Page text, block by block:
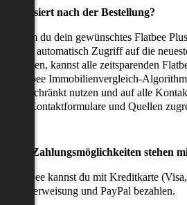
passiert nach der Bestellung?
du dein gewünschtes Flatbee
sofort automatisch Zugriff auf die
kannst alle zeitsparenden
Flatbee Immobilienvergleich-
nutzen und auf alle
Kontaktformulare und Quellen
Zahlungsmöglichkeiten stehen
Flatbee kannst du mit Kreditkarte
und PayPal bezahlen.